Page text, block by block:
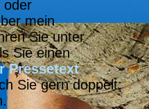
oder
mein
Sie unter
Sie einen
Pressetext
Sie gern doppelt: